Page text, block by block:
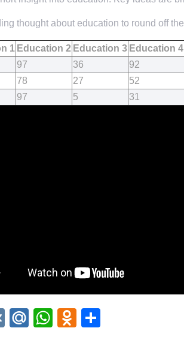
thought about education to round off
1 Education 2 Education 3 Education 4
97 36
92
78 27
52
97 5 31
VK Mail.Ru
WhatsApp